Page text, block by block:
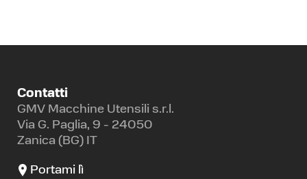
Contatti
GMV Macchine Utensili s.r.l.
Via G. Paglia, 9 - 24050
Zanica (BG) IT
Portami lì